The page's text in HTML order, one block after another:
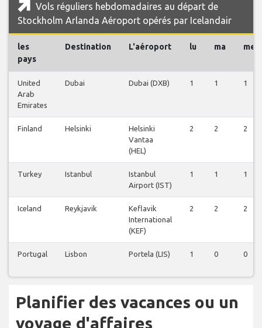
Vols réguliers hebdomadaires au départ de
Stockholm Arlanda Aéroport opérés par Icelandair
les
pays
Destination L'aéroport lu ma me
United
Arab
Emirates
Dubai Dubai (DXB) 1 1 1
Finland Helsinki
Helsinki
Vantaa
(HEL)
2 2 2
Turkey Istanbul
Istanbul
Airport (IST)
1 1 1
Iceland Reykjavik
Keflavik
International
(KEF)
2 2 2
Portugal Lisbon Portela (LIS) 1 0 0
Planifier des vacances ou un
voyage d'affaires